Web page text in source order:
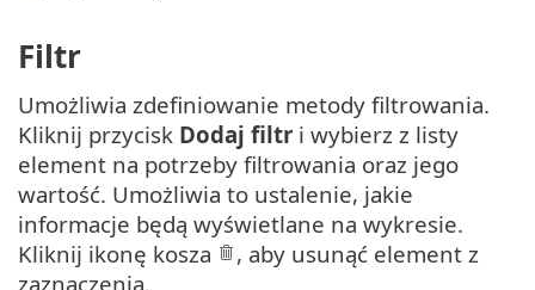
Filtr
Umożliwia zdefiniowanie metody filtrowania.
Kliknij przycisk Dodaj filtr i wybierz z listy
element na potrzeby filtrowania oraz jego
wartość. Umożliwia to ustalenie, jakie
informacje będą wyświetlane na wykresie.
Kliknij ikonę kosza
, aby usunąć element z
zaznaczenia.